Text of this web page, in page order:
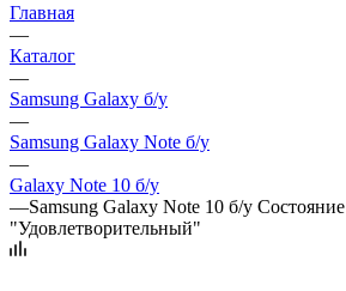
Главная
—
Каталог
—
Samsung Galaxy б/у
—
Samsung Galaxy Note б/у
—
Galaxy Note 10 б/у
—Samsung Galaxy Note 10 б/у Состояние
"Удовлетворительный"